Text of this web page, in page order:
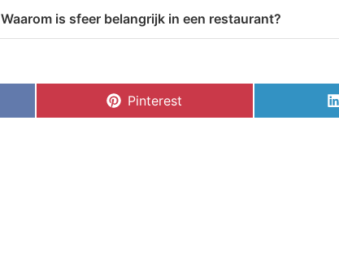
Waarom is sfeer belangrijk in een restaurant?
Pinterest